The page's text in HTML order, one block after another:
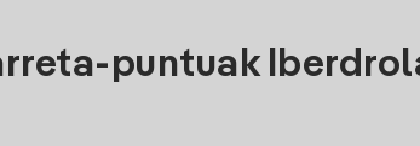
puntuak